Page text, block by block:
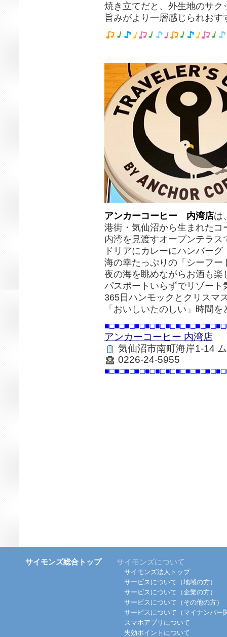
焼き立てだと、外生地のサク
旨みがより一層感じられおす
アンカーコーヒー 内湾店は
港街・気仙沼から生まれたコ
内湾を見渡すオープンテラス
ドリアにカレーにハンバーグ
海の幸たっぷりの「シーフー
夜の海を眺めながらお酒も楽
パスポートいらずでリゾート
365日ハンモックとクリスマ
「おいしいたのしい」時間を
アンカーコーヒー 内湾店
気仙沼市南町海岸1-14
0226-24-5955
サイモンズ総合トップ サイモンズについて
サイモンズ法人トップ
サービスについて（地域の方）
サービスについて（企業の方）
サービスについて（その他の方）
サービスについて（マイナンバー
スマホアプリについて
失効ポイントについて